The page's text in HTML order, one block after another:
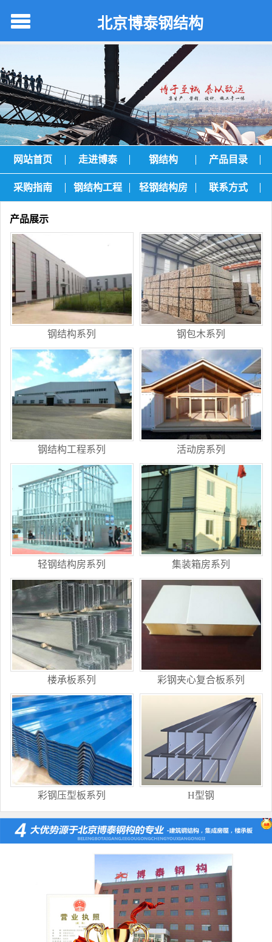
北京博泰钢结构
网站首页 走进博泰 钢结构 产品目录
采购指南 钢结构工程 轻钢结构房 联系方式
产品展示
钢结构系列 钢包木系列
钢结构工程系列 活动房系列
轻钢结构房系列 集装箱房系列
楼承板系列 彩钢夹心复合板系列
彩钢压型板系列 H型钢